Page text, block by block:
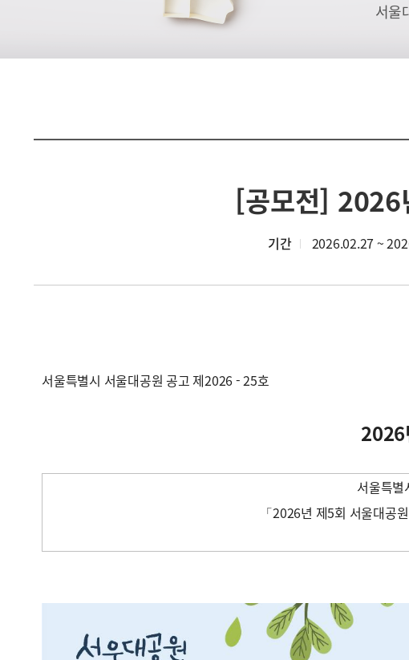
서울
[공모전] 2026
기간 2026.02.27 ~
서울특별시 서울대공원 공고 제2026 - 25호
2026
서울특별
「2026년 제5회 서울대공